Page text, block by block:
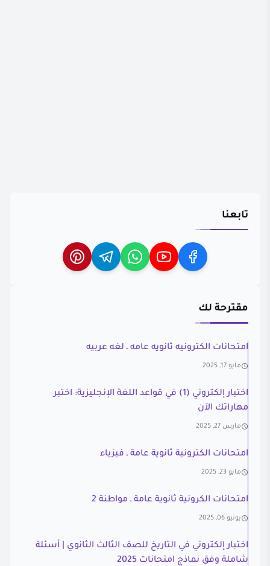
تابعنا
مقترحة لك
امتحانات الكترونيه ثانويه عامه ـ لغه عربيه
مايو 17, 2025
اختبار إلكتروني (1) في قواعد اللغة الإنجليزية: اختبر
مهاراتك الآن
مارس 27, 2025
امتحانات الكترونية ثانوية عامة ـ فيزياء
مايو 23, 2025
امتحانات الكرونية ثانوية عامة ـ مواطنة 2
يونيو 06, 2025
اختبار إلكتروني في التاريخ للصف الثالث الثانوي | أسئلة
شاملة وفق نماذج امتحانات 2025